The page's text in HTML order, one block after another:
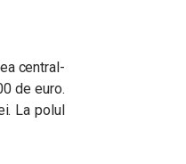
central-
de euro.
La polul